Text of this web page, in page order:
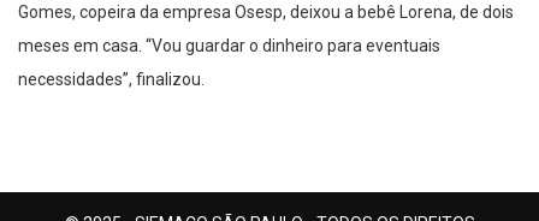
Gomes, copeira da empresa Osesp, deixou a bebê Lorena, de dois
meses em casa. “Vou guardar o dinheiro para eventuais
necessidades”, finalizou.